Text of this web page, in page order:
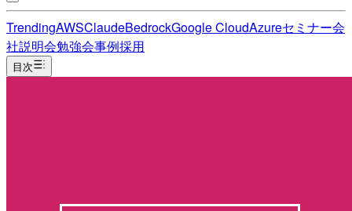
TrendingAWSClaudeBedrockGoogle CloudAzureセミナー会
社説明会勉強会事例採用
目次